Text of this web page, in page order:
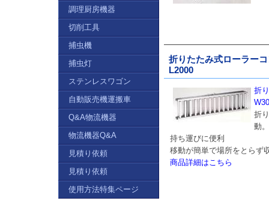
折りたたみ式ローラー
L2000
折
折
動。
持ち運びに便利
移動が簡単で場所をとらず
商品詳細はこちら
調理厨房機器
切削工具
捕虫機
捕虫灯
ステンレスワゴン
自動販売機運搬車
Q&A物流機器
物流機器Q&A
見積り依頼
見積り依頼
使用方法特集ページ